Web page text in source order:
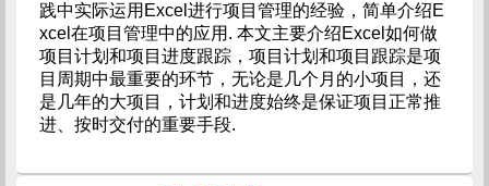
践中实际运用Excel进行项目管理的经验，简单介绍E
xcel在项目管理中的应用. 本文主要介绍Excel如何做
项目计划和项目进度跟踪，项目计划和项目跟踪是项
目周期中最重要的环节，无论是几个月的小项目，还
是几年的大项目，计划和进度始终是保证项目正常推
进、按时交付的重要手段.